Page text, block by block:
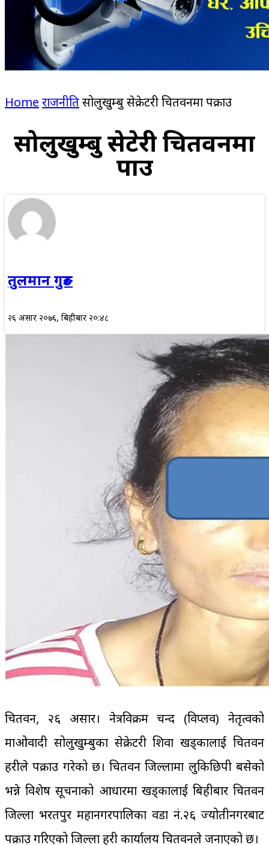
Home राजनीतिसोलुखुम्बु सेक्रेटरी चितवनमा पक्राउ
सोलुखुम्बु सेक्रेटरी चितवनमा
पक्राउ
तुलमान गुरुङ
२६ असार २०७६, बिहीबार २०:४८
चितवन, २६ असार। नेत्रविक्रम चन्द (विप्लव) नेतृत्वको
माओवादी सोलुखुम्बुका सेक्रेटरी शिवा खड्कालाई चितवन
प्रहरीले पक्राउ गरेको छ। चितवन जिल्लामा लुकिछिपी बसेको
भन्ने विशेष सूचनाको आधारमा खड्कालाई बिहीबार चितवन
जिल्ला भरतपुर महानगरपालिका वडा नं.२६ ज्योतीनगरबाट
पक्राउ गरिएको जिल्ला प्रहरी कार्यालय चितवनले जनाएको छ।